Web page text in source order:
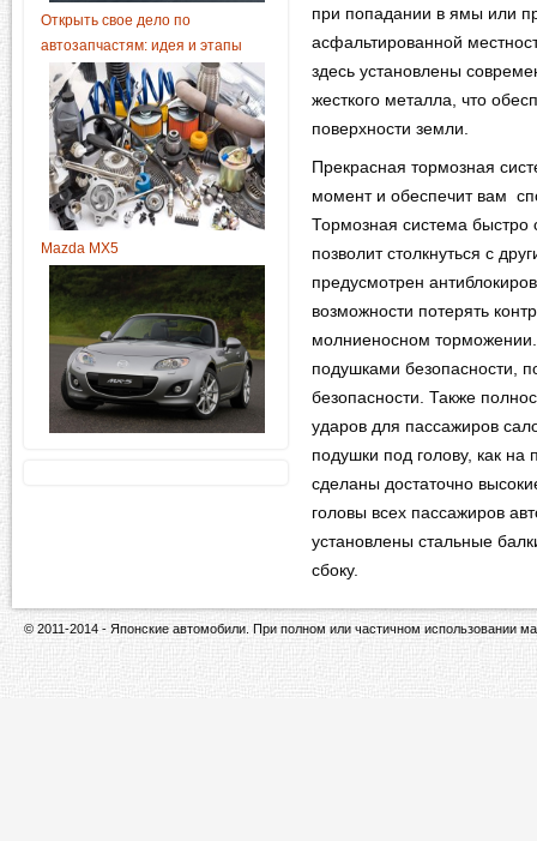
Открыть свое дело по
автозапчастям: идея и этапы
Mazda MX5
при попадании в ямы или
асфальтированной
здесь установлены
жесткого металла, что
поверхности земли.
Прекрасная тормозная
момент и обеспечит вам
Тормозная система
позволит столкнуться с
предусмотрен
возможности потерять
молниеносном
подушками безопасности,
безопасности. Также
ударов для пассажиров
подушки под голову, как на
сделаны достаточно
головы всех пассажиров
установлены стальные
сбоку.
© 2011-2014 - Японские автомобили. При полном или частичном использовании